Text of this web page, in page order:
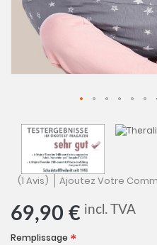
1 Avis Ajoutez Votre
69,90 € incl. TVA
Remplissage